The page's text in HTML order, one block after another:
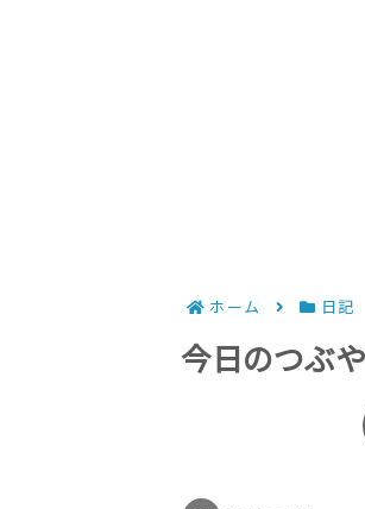
ホーム 日記
今日のつぶ